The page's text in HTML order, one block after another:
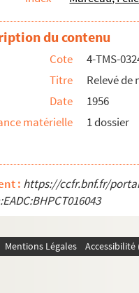
du contenu
Cote
4-TMS-
Titre
Relevé de
Date
1956
matérielle
1 dossier
: https://ccfr.bnf.fr/
Mentions Légales